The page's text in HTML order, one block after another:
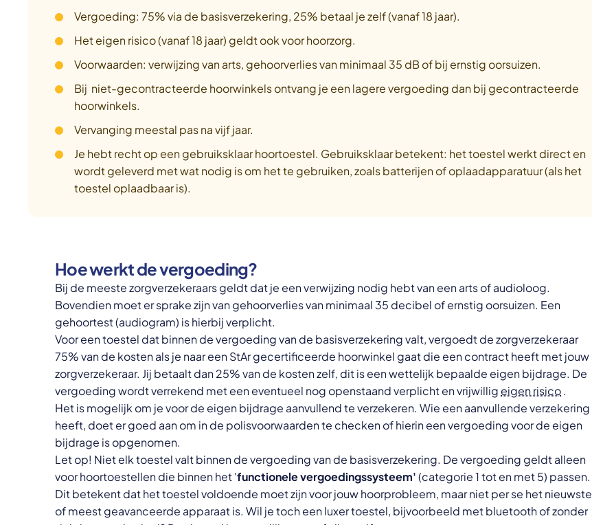
Vergoeding: 75% via de basisverzekering, 25% betaal je zelf (vanaf 18 jaar).
Het eigen risico (vanaf 18 jaar) geldt ook voor hoorzorg.
Voorwaarden: verwijzing van arts, gehoorverlies van minimaal 35 dB of bij ernstig oorsuizen.
Bij niet-gecontracteerde hoorwinkels ontvang je een lagere vergoeding dan bij gecontracteerde
hoorwinkels.
Vervanging meestal pas na vijf jaar.
Je hebt recht op een gebruiksklaar hoortoestel. Gebruiksklaar betekent: het toestel werkt direct en
wordt geleverd met wat nodig is om het te gebruiken, zoals batterijen of oplaadapparatuur(als het
toestel oplaadbaar is).
Hoe werkt de vergoeding?
Bij de meeste zorgverzekeraars geldt dat je een verwijzing nodig hebt van een arts of audioloog.
Bovendien moet er sprake zijn van gehoorverlies van minimaal 35 decibel of ernstig oorsuizen. Een
gehoortest (audiogram) is hierbij verplicht.
Voor een toestel dat binnen de vergoeding van de basisverzekering valt, vergoedt de zorgverzekeraar
75% van de kosten als je naar een StAr gecertificeerde hoorwinkel gaat die een contract heeft met jouw
zorgverzekeraar. Jij betaalt dan 25% van de kosten zelf, dit is een wettelijk bepaalde eigen bijdrage. De
vergoeding wordt verrekend met een eventueel nog openstaand verplicht en vrijwillig eigen risico.
Het is mogelijk om je voor de eigen bijdrage aanvullend te verzekeren. Wie een aanvullende verzekering
heeft, doet er goed aan om in de polisvoorwaarden te checken of hierin een vergoeding voor de eigen
bijdrage is opgenomen.
Let op! Niet elk toestel valt binnen de vergoeding van de basisverzekering. De vergoeding geldt alleen
voor hoortoestellen die binnen het 'functionele vergoedingssysteem'(categorie 1 tot en met 5) passen.
Dit betekent dat het toestel voldoende moet zijn voor jouw hoorprobleem, maar niet per se het nieuwste
of meest geavanceerde apparaat is. Wil je toch een luxer toestel, bijvoorbeeld met bluetooth of zonder